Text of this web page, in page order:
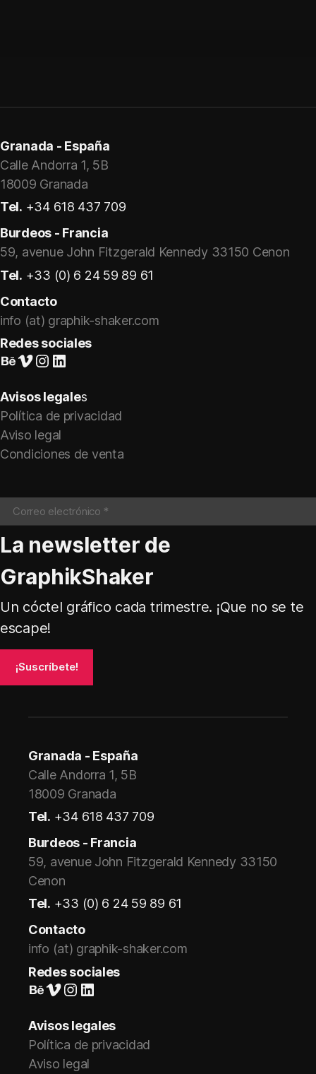
Granada - España
Calle Andorra 1, 5B
18009 Granada
Tel. +34 618 437 709
Burdeos - Francia
59, avenue John Fitzgerald Kennedy 33150 Cenon
Tel. +33 (0) 6 24 59 89 61
Contacto
info (at) graphik-shaker.com
Redes sociales
Suivez-nous sur Behance
Vimeo
Instagram
LinkedIn
Avisos legales
Política de privacidad
Aviso legal
Condiciones de venta
La newsletter de
GraphikShaker
Un cóctel gráfico cada trimestre. ¡Que no se te
escape!
Granada - España
Calle Andorra 1, 5B
18009 Granada
Tel. +34 618 437 709
Burdeos - Francia
59, avenue John Fitzgerald Kennedy 33150
Cenon
Tel. +33 (0) 6 24 59 89 61
Contacto
info (at) graphik-shaker.com
Redes sociales
Suivez-nous sur Behance
Vimeo
Instagram
LinkedIn
Avisos legales
Política de privacidad
Aviso legal